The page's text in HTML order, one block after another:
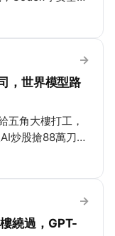
→
，世界模型路
五角大樓打工，
炒股搶88萬刀，
，全圈熱鬧得像
→
繞過，GPT-